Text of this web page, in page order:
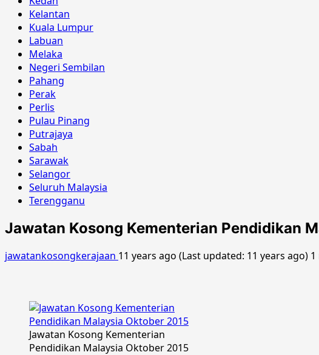
Kelantan
Kuala Lumpur
Labuan
Melaka
Negeri Sembilan
Pahang
Perak
Perlis
Pulau Pinang
Putrajaya
Sabah
Sarawak
Selangor
Seluruh Malaysia
Terengganu
Jawatan Kosong Kementerian Pendidikan
jawatankosongkerajaan 11 years ago (Last updated: 11 years ago)
Jawatan Kosong Kementerian
Pendidikan Malaysia Oktober 2015